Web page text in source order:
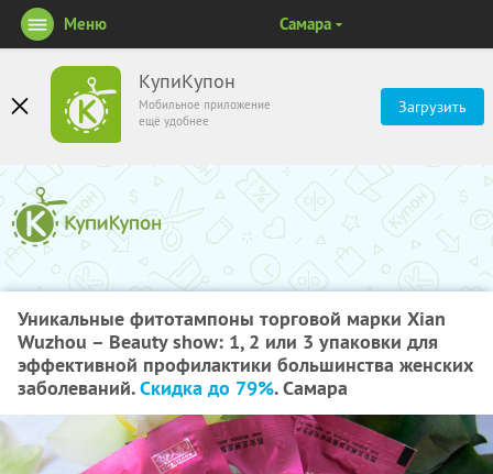
КупиКупон
Мобильное приложение
ещё удобнее
Загрузить
Меню Самара
Уникальные фитотампоны торговой марки Xian
Wuzhou – Beauty show: 1, 2 или 3 упаковки для
эффективной профилактики большинства женских
заболеваний.Скидка до 79%. Самара